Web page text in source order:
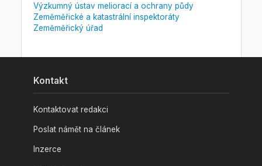
Výzkumný ústav meliorací a ochrany půdy
Zeměměřické a katastrální inspektoráty
Zeměměřický úřad
Kontakt
Kontaktovat redakci
Poslat námět na článek
Inzerce